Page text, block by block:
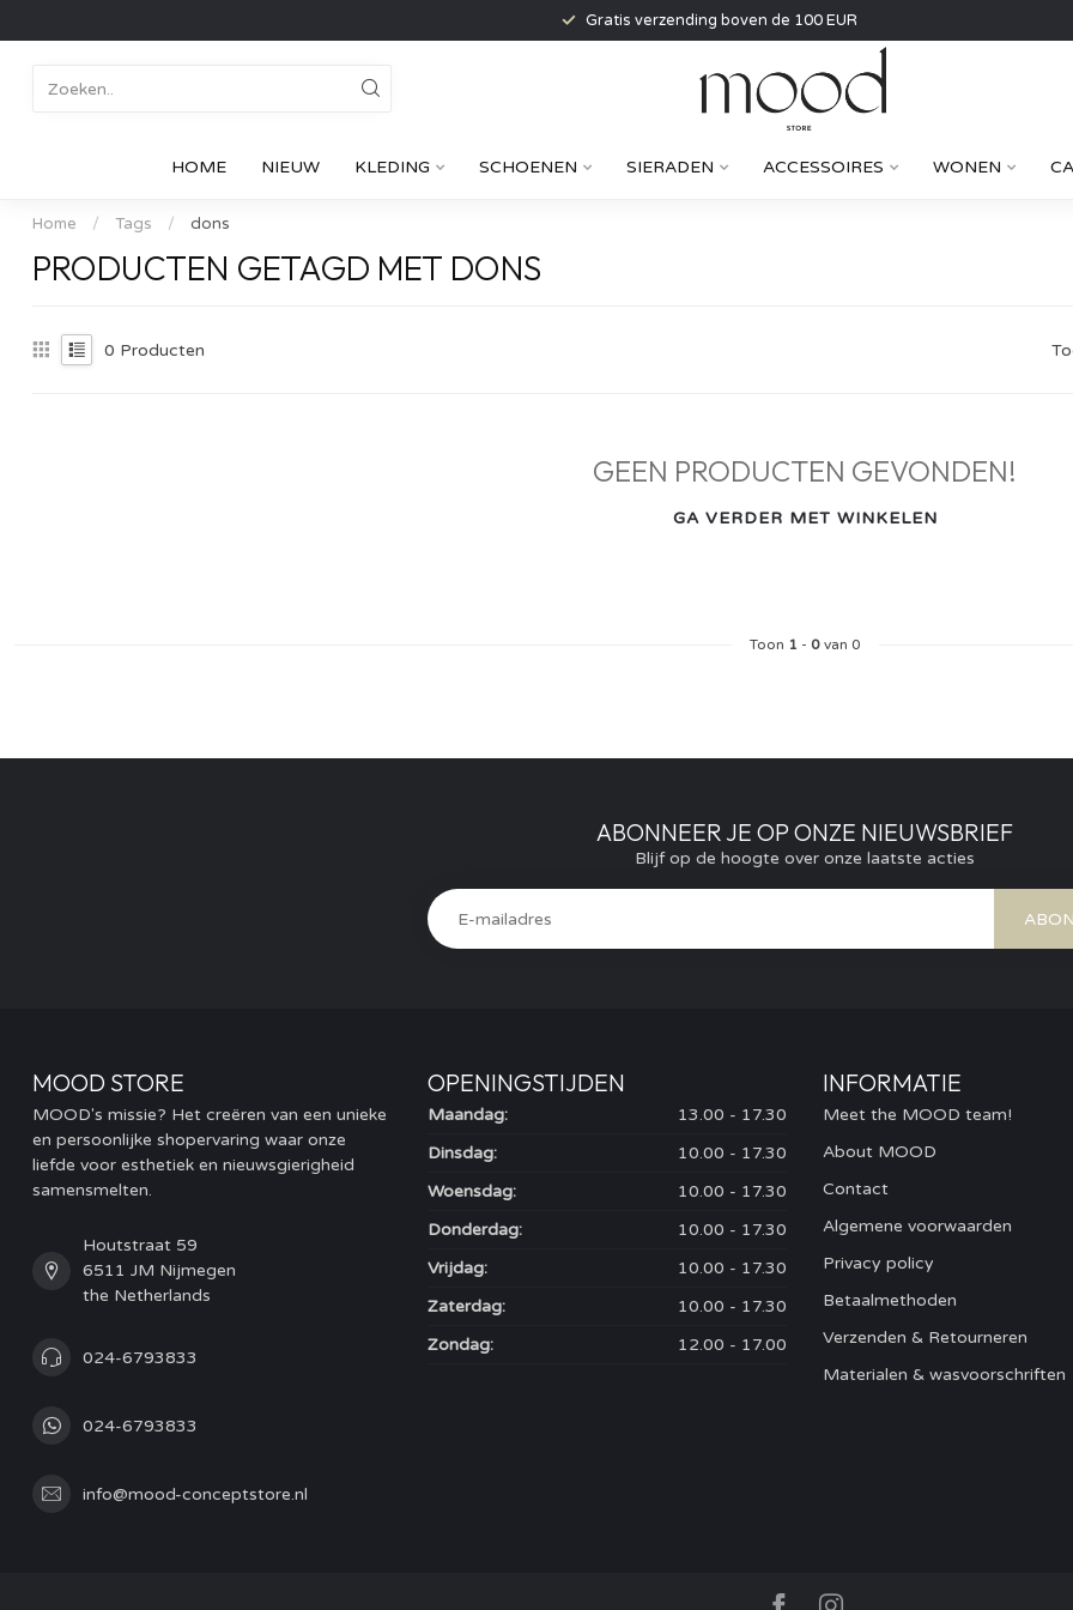
Gratis verzending boven de 100 EUR
HOME NIEUW KLEDING SCHOENEN SIERADEN ACCESSOIRES WONEN
Home / Tags / dons
PRODUCTEN GETAGD MET DONS
0 Producten
GEEN PRODUCTEN GEVONDEN!
GA VERDER MET WINKELEN
Toon 1 - 0van 0
ABONNEER JE OP ONZE NIEUWSBRIEF
Blijf op de hoogte over onze laatste acties
MOOD STORE
MOOD's missie? Het creëren van een unieke
en persoonlijke shopervaring waar onze
liefde voor esthetiek en nieuwsgierigheid
samensmelten.
Houtstraat 59
6511 JM Nijmegen
the Netherlands
024-6793833
024-6793833
info@mood-conceptstore.nl
OPENINGSTIJDEN
Maandag:
13.00 - 17.30
Dinsdag:
10.00 - 17.30
Woensdag:
10.00 - 17.30
Donderdag:
10.00 - 17.30
Vrijdag:
10.00 - 17.30
Zaterdag:
10.00 - 17.30
Zondag:
12.00 - 17.00
INFORMATIE
Meet the MOOD team!
About MOOD
Contact
Algemene voorwaarden
Privacy policy
Betaalmethoden
Verzenden & Retourneren
Materialen & wasvoorschriften